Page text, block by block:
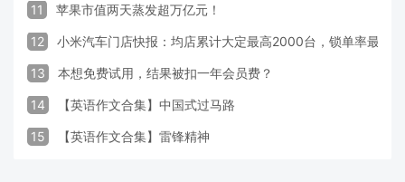
11 苹果市值两天蒸发超万亿元！
12 小米汽车门店快报：均店累计大定最高2000台，锁单率最高
13 本想免费试用，结果被扣一年会员费？
14 【英语作文合集】中国式过马路
15 【英语作文合集】雷锋精神